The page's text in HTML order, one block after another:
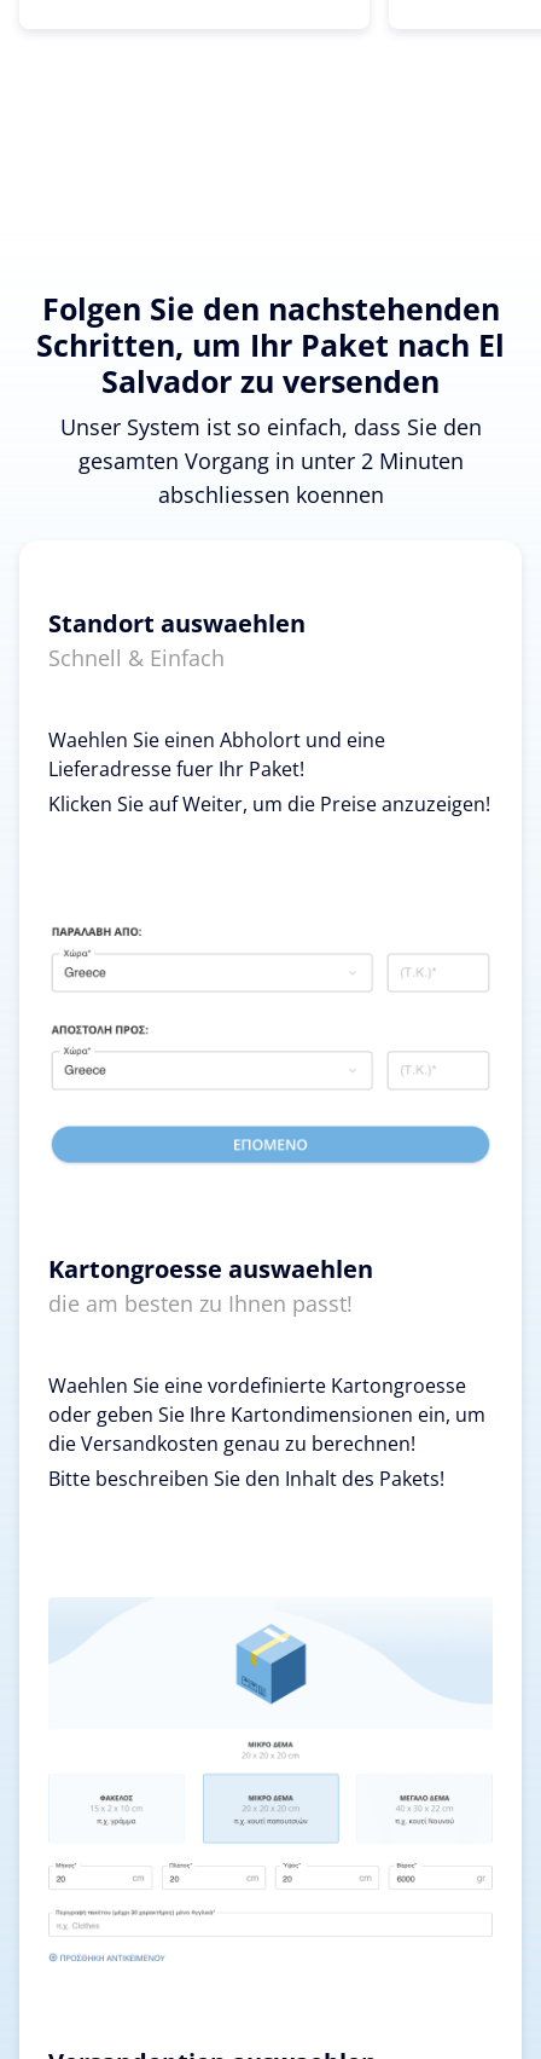
Folgen Sie den nachstehenden
Schritten, um Ihr Paket nach El
Salvador zu versenden
Unser System ist so einfach, dass Sie den
gesamten Vorgang in unter 2 Minuten
abschliessen koennen
Standort auswaehlen
Schnell & Einfach
Waehlen Sie einen Abholort und eine
Lieferadresse fuer Ihr Paket!
Klicken Sie auf Weiter, um die Preise anzuzeigen!
Kartongroesse auswaehlen
die am besten zu Ihnen passt!
Waehlen Sie eine vordefinierte Kartongroesse
oder geben Sie Ihre Kartondimensionen ein, um
die Versandkosten genau zu berechnen!
Bitte beschreiben Sie den Inhalt des Pakets!